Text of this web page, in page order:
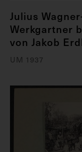
Julius
Werkgartner
von Jakob
UM 1937